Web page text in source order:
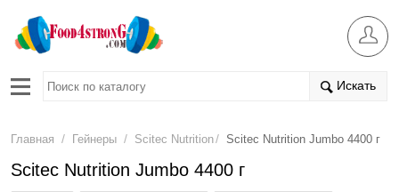
Искать
Главная / Гейнеры / Scitec Nutrition/ Scitec Nutrition Jumbo 4400 г
Scitec Nutrition Jumbo 4400 г